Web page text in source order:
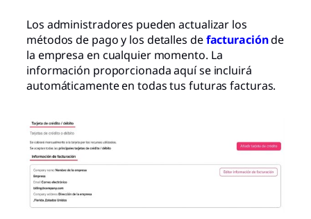
Los administradores pueden actualizar los
métodos de pago y los detalles defacturaciónde
la empresa en cualquier momento. La
información proporcionada aquí se incluirá
automáticamente en todas tus futuras facturas.